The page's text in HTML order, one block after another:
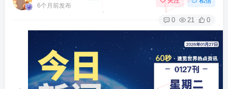
6个月前发布
0 21 0